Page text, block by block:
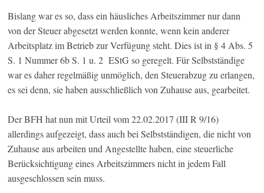
Bislang war es so, dass ein häusliches Arbeitszimmer nur dann
von der Steuer abgesetzt werden konnte, wenn kein anderer
Arbeitsplatz im Betrieb zur Verfügung steht. Dies ist in § 4 Abs. 5
S. 1 Nummer 6b S. 1 u. 2 EStG so geregelt. Für Selbstständige
war es daher regelmäßig unmöglich, den Steuerabzug zu erlangen,
es sei denn, sie haben ausschließlich von Zuhause aus, gearbeitet.
Der BFH hat nun mit Urteil vom 22.02.2017 (III R 9/16)
allerdings aufgezeigt, dass auch bei Selbstständigen, die nicht von
Zuhause aus arbeiten und Angestellte haben, eine steuerliche
Berücksichtigung eines Arbeitszimmers nicht in jedem Fall
ausgeschlossen sein muss.